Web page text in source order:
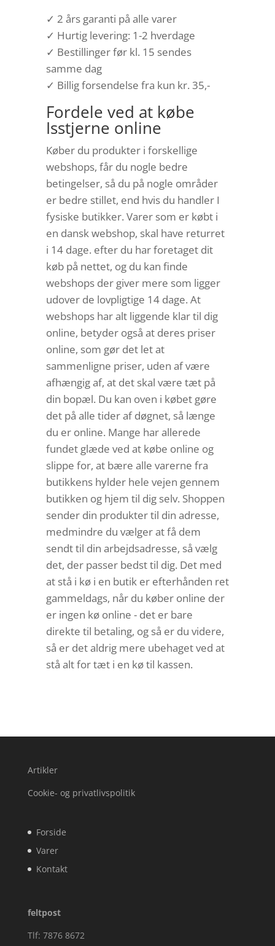
✓ 2 års garanti på alle varer
✓ Hurtig levering: 1-2 hverdage
✓ Bestillinger før kl. 15 sendes
samme dag
✓ Billig forsendelse fra kun kr. 35,-
Fordele ved at købe
Isstjerne online
Køber du produkter i forskellige
webshops, får du nogle bedre
betingelser, så du på nogle områder
er bedre stillet, end hvis du handler I
fysiske butikker. Varer som er købt i
en dansk webshop, skal have returret
i 14 dage. efter du har foretaget dit
køb på nettet, og du kan finde
webshops der giver mere som ligger
udover de lovpligtige 14 dage. At
webshops har alt liggende klar til dig
online, betyder også at deres priser
online, som gør det let at
sammenligne priser, uden af være
afhængig af, at det skal være tæt på
din bopæl. Du kan oven i købet gøre
det på alle tider af døgnet, så længe
du er online. Mange har allerede
fundet glæde ved at købe online og
slippe for, at bære alle varerne fra
butikkens hylder hele vejen gennem
butikken og hjem til dig selv. Shoppen
sender din produkter til din adresse,
medmindre du vælger at få dem
sendt til din arbejdsadresse, så vælg
det, der passer bedst til dig. Det med
at stå i kø i en butik er efterhånden ret
gammeldags, når du køber online der
er ingen kø online - det er bare
direkte til betaling, og så er du videre,
så er det aldrig mere ubehaget ved at
stå alt for tæt i en kø til kassen.
Artikler
Cookie- og privatlivspolitik
Forside
Varer
Kontakt
feltpost
Tlf: 7876 8672